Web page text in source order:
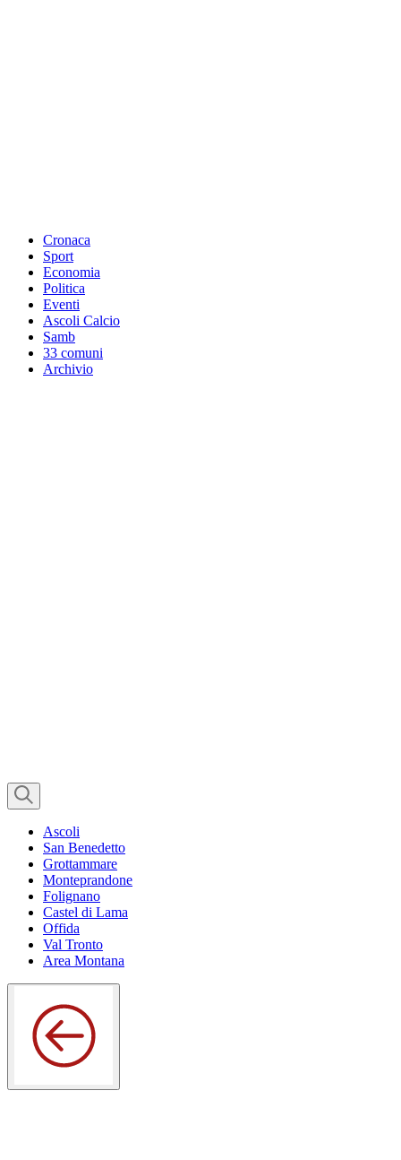
Cronaca
Sport
Economia
Politica
Eventi
Ascoli Calcio
Samb
33 comuni
Archivio
Ascoli
San Benedetto
Grottammare
Monteprandone
Folignano
Castel di Lama
Offida
Val Tronto
Area Montana